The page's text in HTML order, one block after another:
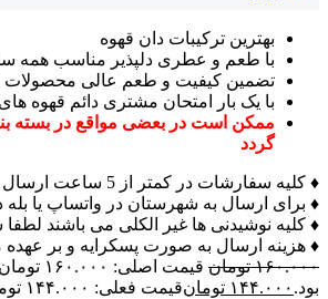
بهترین ترکیبات دان قهوه
با طعم و عطری دلپذیر مناسب همه
تضمین کیفیت و طعم عالی محصولات
با یک بار امتحان مشتری دائم قهوه
ممکن است در بعضی مواقع در بسته
گردد
♦ کلیه سفارشات در کمتر از 5 ساعت ارسال میگردد.
♦ برای ارسال به شهرستان در واتساپ یا بله
♦ کلیه نوشیدنی ها غیر الکلی می باشند لطفا
♦ هزینه ارسال به صورت پسکرایه و بر
۱۶۰.۰۰۰ تومان
قیمت اصلی: ۱۶۰.۰۰۰ تومان
بود. ۱۴۴.۰۰۰ تومانقیمت فعلی: ۱۴۴.۰۰۰ تومان.